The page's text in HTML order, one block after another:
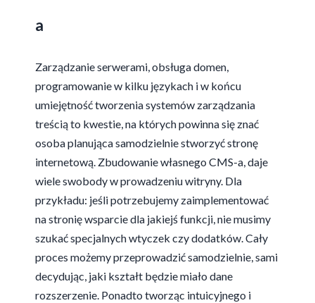
a
Zarządzanie serwerami, obsługa domen,
programowanie w kilku językach i w końcu
umiejętność tworzenia systemów zarządzania
treścią to kwestie, na których powinna się znać
osoba planująca samodzielnie stworzyć stronę
internetową. Zbudowanie własnego CMS-a, daje
wiele swobody w prowadzeniu witryny. Dla
przykładu: jeśli potrzebujemy zaimplementować
na stronię wsparcie dla jakiejś funkcji, nie musimy
szukać specjalnych wtyczek czy dodatków. Cały
proces możemy przeprowadzić samodzielnie, sami
decydując, jaki kształt będzie miało dane
rozszerzenie. Ponadto tworząc intuicyjnego i